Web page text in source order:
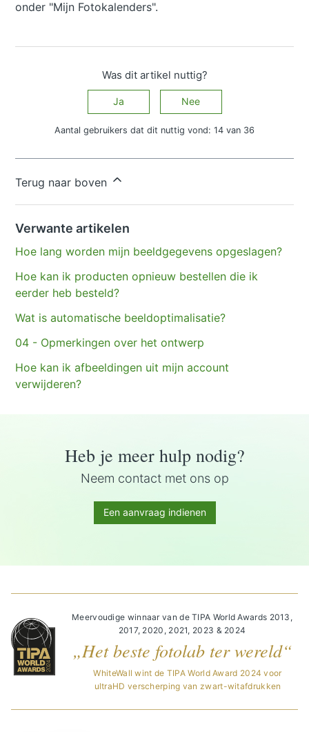
onder "Mijn Fotokalenders".
Was dit artikel nuttig?
Ja Nee
Aantal gebruikers dat dit nuttig vond: 14 van 36
Terug naar boven
Verwante artikelen
Hoe lang worden mijn beeldgegevens opgeslagen?
Hoe kan ik producten opnieuw bestellen die ik
eerder heb besteld?
Wat is automatische beeldoptimalisatie?
04 - Opmerkingen over het ontwerp
Hoe kan ik afbeeldingen uit mijn account
verwijderen?
Heb je meer hulp nodig?
Neem contact met ons op
Een aanvraag indienen
Meervoudige winnaar van de TIPA World Awards 2013,
2017, 2020, 2021, 2023 & 2024
„Het beste fotolab ter wereld“
WhiteWall wint de TIPA World Award 2024 voor
ultraHD verscherping van zwart-witafdrukken